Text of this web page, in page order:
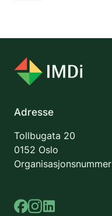
Adresse
Tollbugata 20
0152 Oslo
Organisasjonsnummer